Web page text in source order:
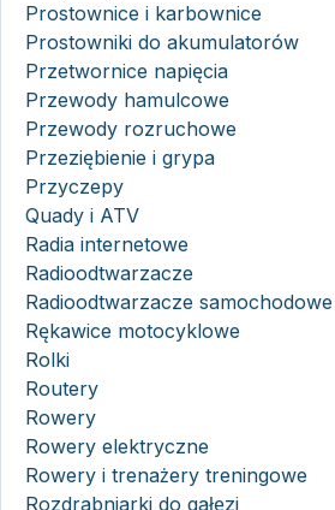
Prostownice i karbownice
Prostowniki do akumulatorów
Przetwornice napięcia
Przewody hamulcowe
Przewody rozruchowe
Przeziębienie i grypa
Przyczepy
Quady i ATV
Radia internetowe
Radioodtwarzacze
Radioodtwarzacze samochodowe
Rękawice motocyklowe
Rolki
Routery
Rowery
Rowery elektryczne
Rowery i trenażery treningowe
Rozdrabniarki do gałęzi